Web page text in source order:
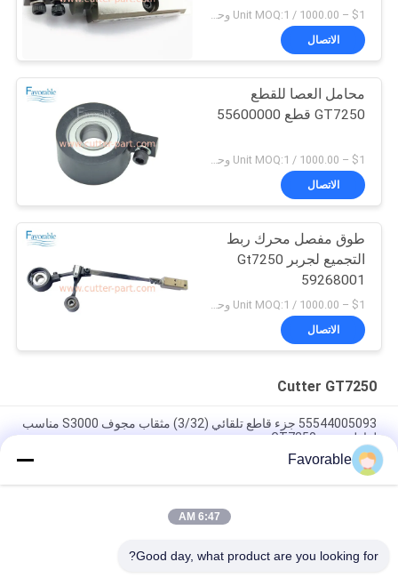
$1 – 1000.00 / Unit MOQ:1 وحدة/وحدات negociate
الاتصال
محامل العصا للقطع
GT7250 قطع 55600000
الاتصال
طوق مفصل محرك ربط
التجميع لجربر Gt7250
59268001
الاتصال
Cutter GT7250
55544005093 جزء قاطع تلقائي (3/32) مثقاب مجوف S3000 مناسب
لقاطع جربر GT7250
153500557
Favorable
6:47 AM
Good day, what product are you looking for?